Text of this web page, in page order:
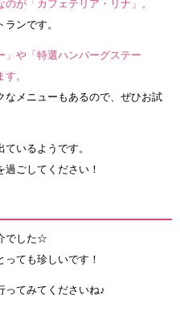
が「カフェテリア・リナ」。
ンです。
」や「特選ハンバーグステー
。
なメニューもあるので、ぜひお試
いるようです。
ごしてください！
でした☆
ても珍しいです！
ってみてくださいね♪